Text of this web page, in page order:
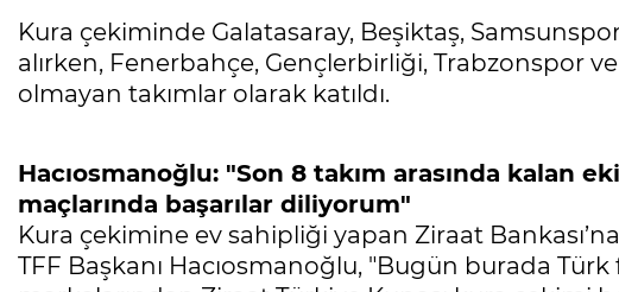
Kura çekiminde Galatasaray, Beşiktaş,
alırken, Fenerbahçe, Gençlerbirliği, Trabzonspor
olmayan takımlar olarak katıldı.
Hacıosmanoğlu: "Son 8 takım arasında kalan
maçlarında başarılar diliyorum"
Kura çekimine ev sahipliği yapan Ziraat
TFF Başkanı Hacıosmanoğlu, "Bugün burada